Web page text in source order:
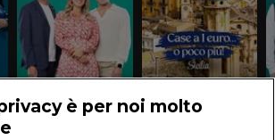
è per noi molto